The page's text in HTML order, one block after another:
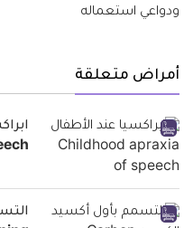
أمراض متعلقة